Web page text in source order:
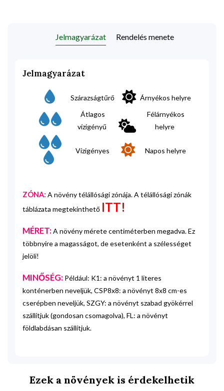
Jelmagyarázat Rendelés menete
Jelmagyarázat
Szárazságtűrő
Árnyékos helyre
Átlagos
vízigényű
Félárnyékos
helyre
Vízigényes Napos helyre
ZÓNA: A növény télállósági zónája. A télállósági zónák
táblázata megtekinthető ITT!
MÉRET:A növény mérete centiméterben megadva. Ez
többnyire a magasságot, de esetenként a szélességet
jelöli!
MINŐSÉG: Például: K1: a növényt 1 literes
konténerben neveljük, CSP8x8: a növényt 8x8 cm-es
cserépben neveljük, SZGY: a növényt szabad gyökérrel
szállítjuk (gondosan csomagolva), FL: a növényt
földlabdásan szállítjuk.
Ezek a növények is érdekelhetik